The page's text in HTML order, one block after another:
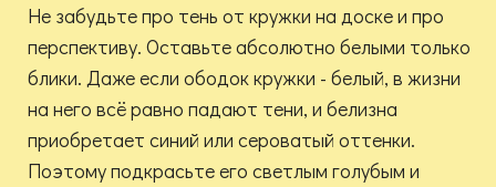
Не забудьте про тень от кружки на доске и про
перспективу. Оставьте абсолютно белыми только
блики. Даже если ободок кружки - белый, в жизни
на него всё равно падают тени, и белизна
приобретает синий или сероватый оттенки.
Поэтому подкрасьте его светлым голубым и